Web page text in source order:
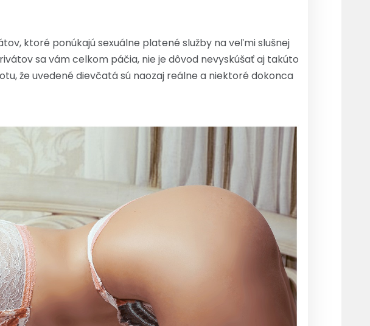
ktoré ponúkajú sexuálne platené služby na veľmi slušnej
sa vám celkom páčia, nie je dôvod nevyskúšať aj takúto
že uvedené dievčatá sú naozaj reálne a niektoré dokonca